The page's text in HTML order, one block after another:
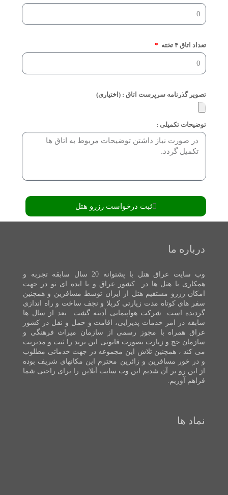
تعداد اتاق ۴ تخته
تصویر گذرنامه سرپرست اتاق : (اختیاری)
توضیحات تکمیلی :
ثبت درخواست رزرو هتل
درباره ما
وب سایت عراق هتل با پشتوانه 20 سال سابقه تجربه و
همکاری با هتل ها در کشور عراق و با ایده ای نو در جهت
امکان رزرو مستقیم هتل از ایران توسط مسافرین و همچنین
سفر های کوتاه مدت زیارتی کربلا و نجف ساخت و راه اندازی
گردیده است. شرکت هواپیمایی آدینه گشت بعد از سال ها
سابقه در امر خدمات پذیرایی، اقامت و حمل و نقل در کشور
عراق همراه با مجوز رسمی از سازمان میراث فرهنگی و
سازمان حج و زیارت بصورت قانونی این برند را ثبت و مدیریت
می کند ، همچنین تلاش این مجموعه در جهت خدماتی مطلوب
و در خور مسافرین و زائرین محترم این مکانهای شریف بوده
از این رو بر آن شدیم این وب سایت آنلاین را برای راحتی شما
فراهم آوریم.
نماد ها